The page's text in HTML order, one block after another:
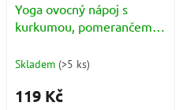
Yoga ovocný nápoj s
kurkumou, pomerančem,
Papaya Carota) 680ml
Skladem (>5 ks)
119 Kč